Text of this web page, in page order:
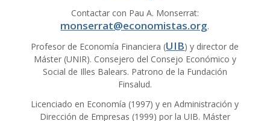
Contactar con Pau A. Monserrat:
monserrat@economistas.org.
Profesor de Economía Financiera (UIB) y director de
Máster (UNIR). Consejero del Consejo Económico y
Social de Illes Balears. Patrono de la Fundación
Finsalud.
Licenciado en Economía (1997) y en Administración y
Dirección de Empresas (1999) por la UIB. Máster